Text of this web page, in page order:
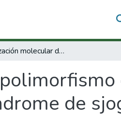
Caracterización molecular del polimorfismo de los genes Tap1 yTap2 en pacientes con síndrome de sjogren
de